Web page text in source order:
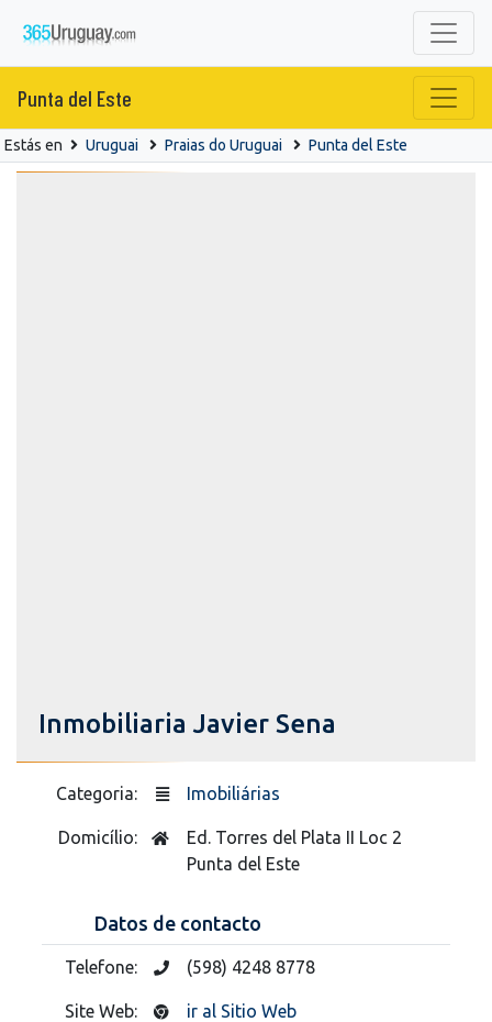
Punta del Este
Estás en Uruguai Praias do Uruguai Punta del Este
Inmobiliaria Javier Sena
Categoria: Imobiliárias
Domicílio:
Ed. Torres del Plata II Loc 2
Punta del Este
Datos de contacto
Telefone: (598) 4248 8778
Site Web: ir al Sitio Web